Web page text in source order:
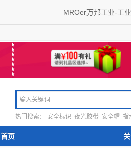
MROer万邦工业-工
热门搜索： 安全标识 夜光胶带 安全帽 指
首页